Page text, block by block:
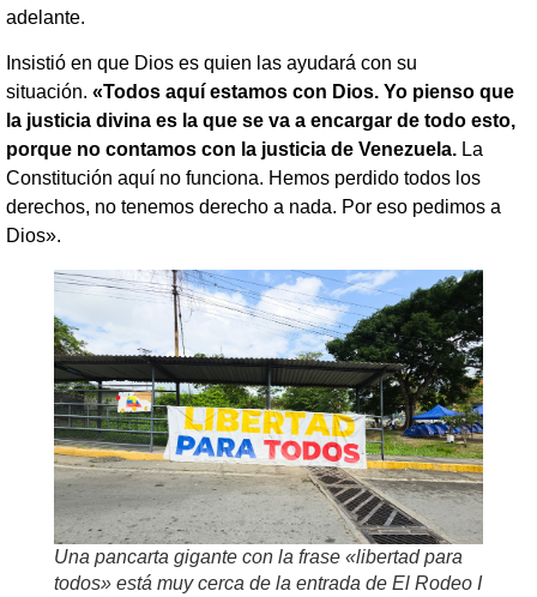
adelante.
Insistió en que Dios es quien las ayudará con su
situación. «Todos aquí estamos con Dios. Yo pienso que
la justicia divina es la que se va a encargar de todo esto,
porque no contamos con la justicia de Venezuela. La
Constitución aquí no funciona. Hemos perdido todos los
derechos, no tenemos derecho a nada. Por eso pedimos a
Dios».
Una pancarta gigante con la frase «libertad para
todos» está muy cerca de la entrada de El Rodeo I